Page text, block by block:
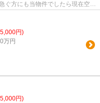
ぐ方にも当物件でしたら現在空き
円)
万円
円)